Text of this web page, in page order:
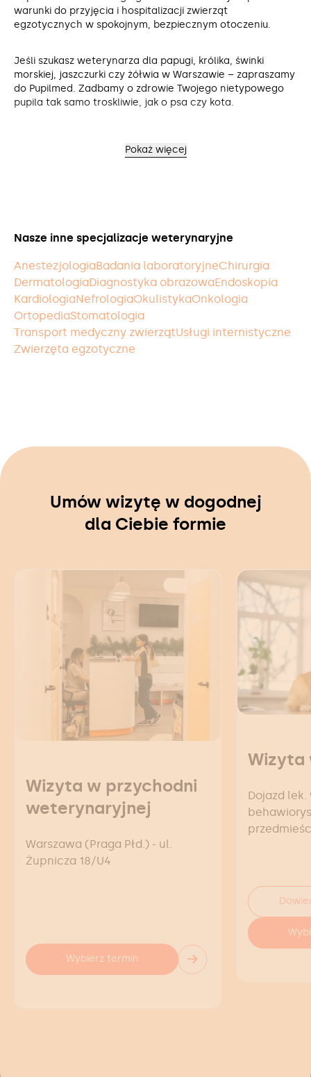
warunki do przyjęcia i hospitalizacji zwierząt
egzotycznych w spokojnym, bezpiecznym otoczeniu.
Jeśli szukasz weterynarza dla papugi, królika, świnki
morskiej, jaszczurki czy żółwia w Warszawie – zapraszamy
do Pupilmed. Zadbamy o zdrowie Twojego nietypowego
pupila tak samo troskliwie, jak o psa czy kota.
Pokaż więcej
Nasze inne specjalizacje weterynaryjne
AnestezjologiaBadania laboratoryjneChirurgia
DermatologiaDiagnostyka obrazowaEndoskopia
KardiologiaNefrologiaOkulistykaOnkologia
OrtopediaStomatologia
Transport medyczny zwierzątUsługi internistyczne
Zwierzęta egzotyczne
Umów wizytę w dogodnej
dla Ciebie formie
Wizyta w przychodni
weterynaryjnej
Warszawa (Praga Płd.) - ul.
Żupnicza 18/U4
Wybierz termin →
Wizyta
Dojazd